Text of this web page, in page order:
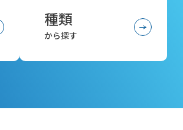
種類
から探す